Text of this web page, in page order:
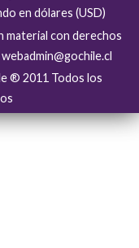
en dólares (USD)
material con derechos
® 2011 Todos los